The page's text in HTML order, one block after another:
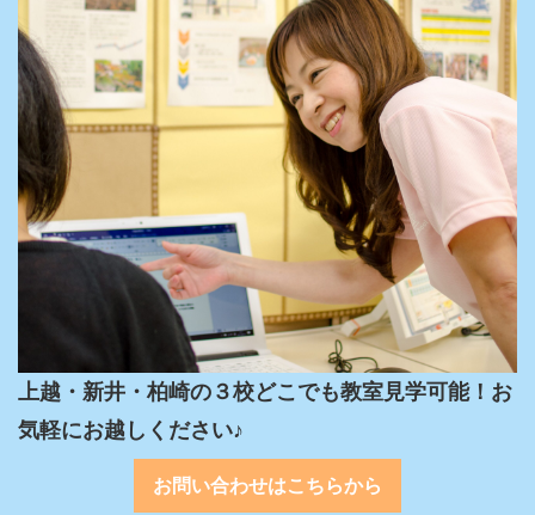
上越・新井・柏崎の３校どこでも教室見学可能！お
気軽にお越しください♪
お問い合わせはこちらから